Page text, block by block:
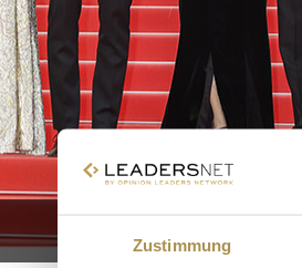
Zustimmung